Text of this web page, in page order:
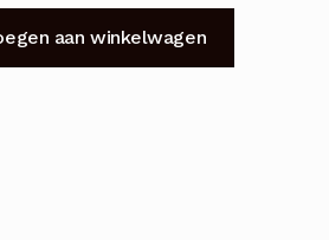
aan winkelwagen